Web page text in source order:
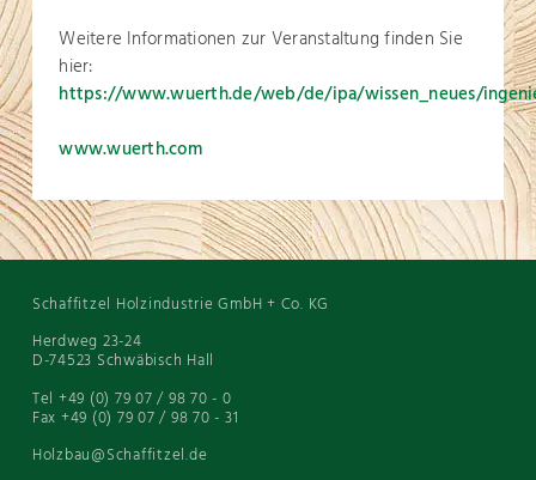
Weitere Informationen zur Veranstaltung finden Sie
hier:
https://www.wuerth.de/web/de/ipa/wissen_neues/
www.wuerth.com
Schaffitzel Holzindustrie GmbH + Co. KG
Herdweg 23-24
D-74523 Schwäbisch Hall
Tel +49 (0) 79 07 / 98 70 - 0
Fax +49 (0) 79 07 / 98 70 - 31
Holzbau@Schaffitzel.de